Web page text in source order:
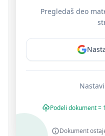
Pregledaš deo
Podeli dokument =
Dokument